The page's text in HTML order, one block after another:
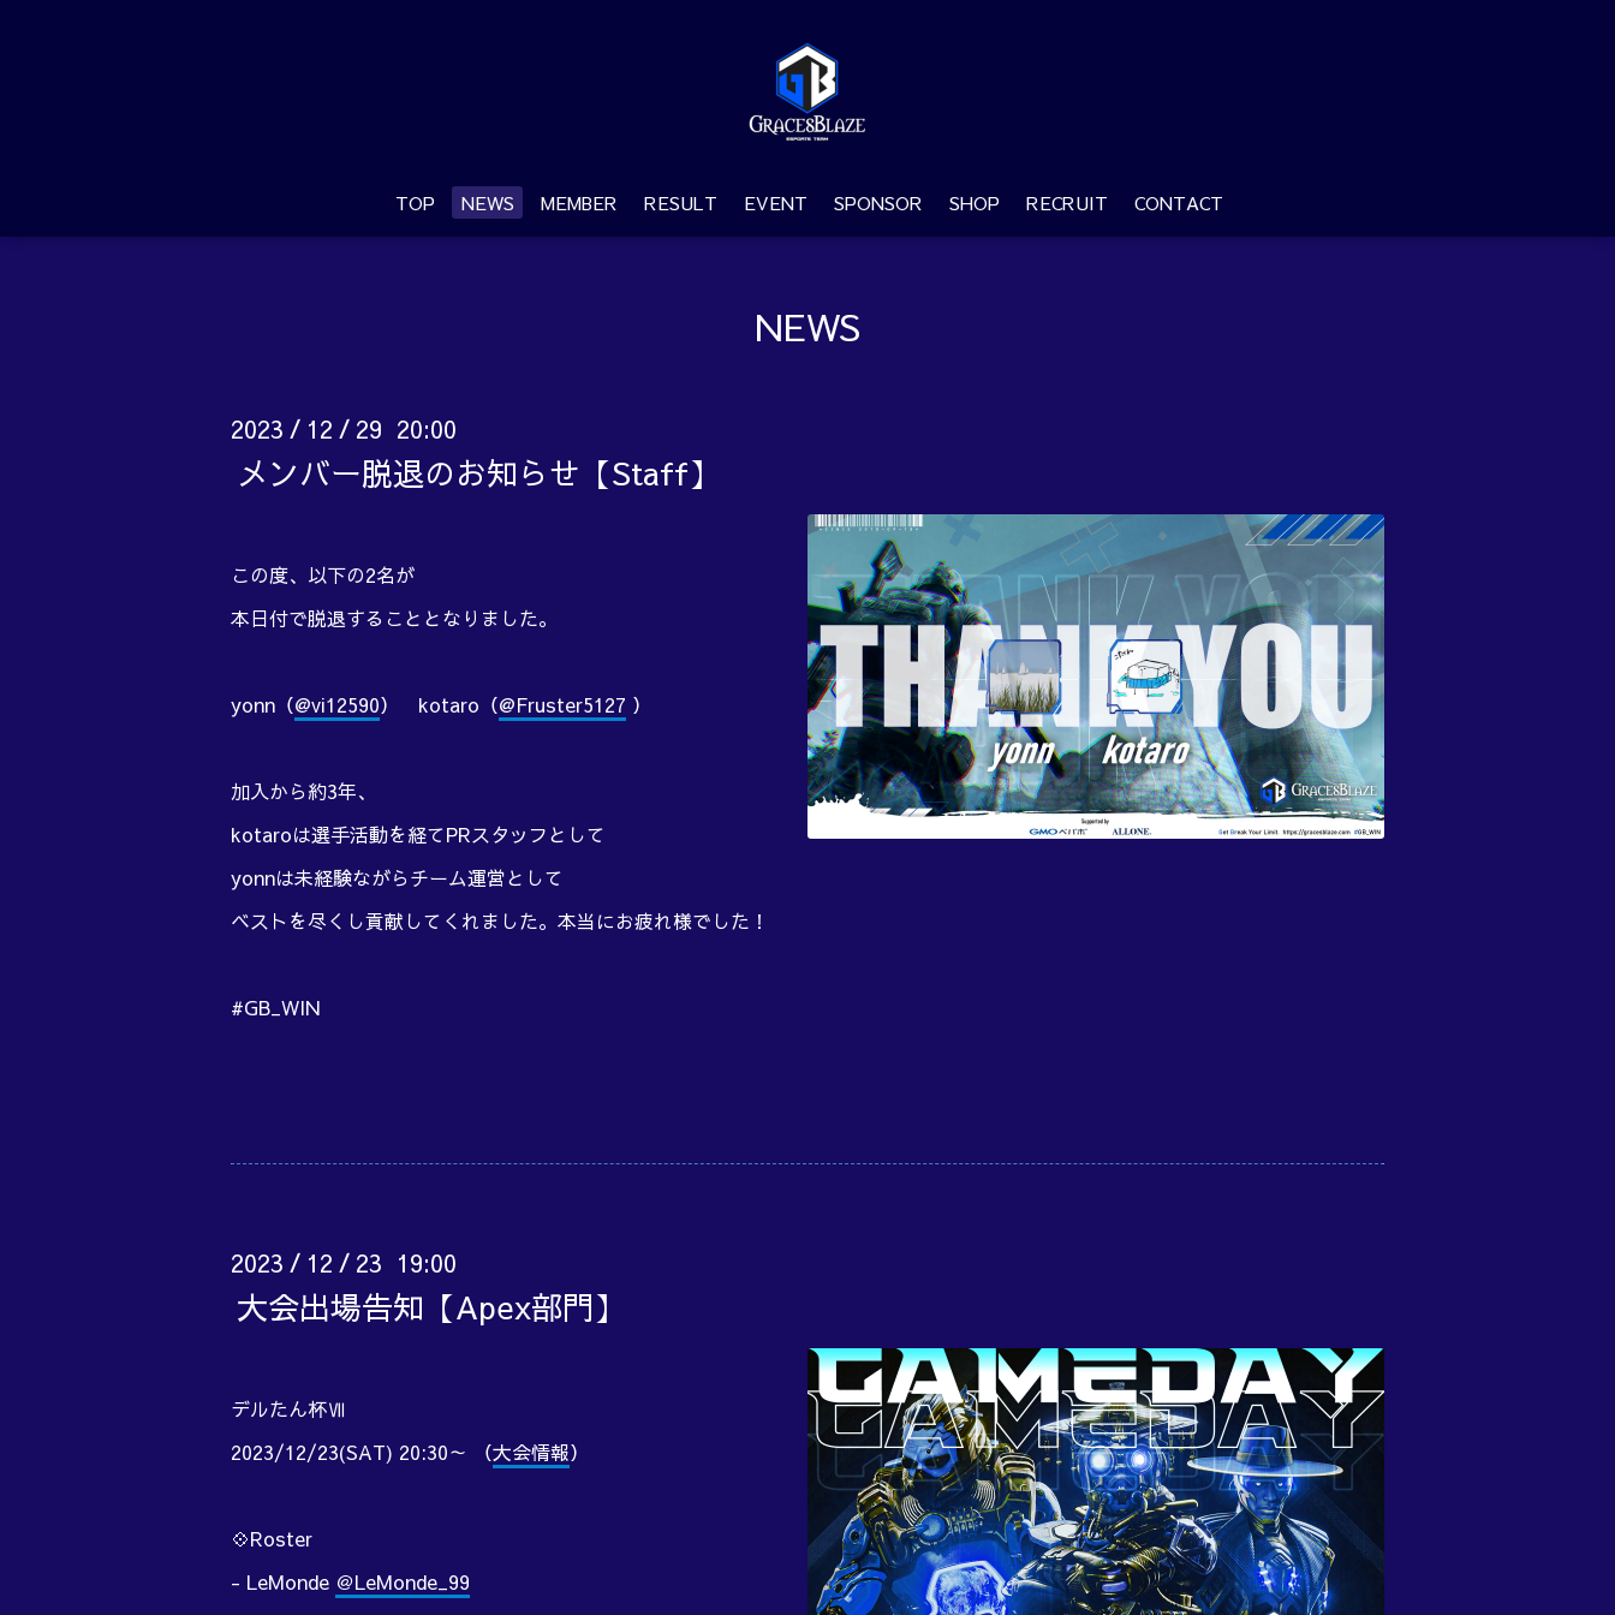
TOP NEWS MEMBER RESULT EVENT SPONSOR SHOP RECRUIT CONTACT
NEWS
2023 / 12 / 29 20:00
メンバー脱退のお知らせ【Staff】
この度、以下の2名が
本日付で脱退することとなりました。
yonn（@vi12590） kotaro（@Fruster5127 ）
加入から約3年、
kotaroは選手活動を経てPRスタッフとして
yonnは未経験ながらチーム運営として
ベストを尽くし貢献してくれました。本当にお疲れ様でした！
#GB_WIN
2023 / 12 / 23 19:00
大会出場告知【Apex部門】
デルたん杯Ⅶ
2023/12/23(SAT) 20:30～ （大会情報）
💠Roster
- LeMonde ＠LeMonde_99